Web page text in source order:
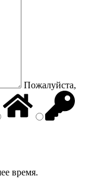
Пожалуйста,
время.